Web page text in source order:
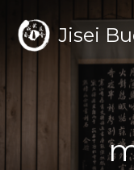
Jisei